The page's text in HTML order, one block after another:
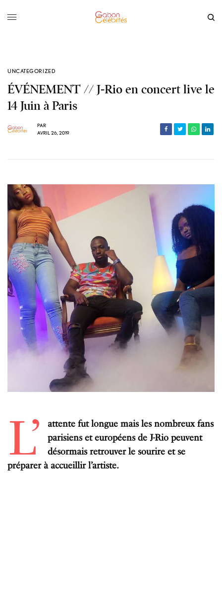
UNCATEGORIZED
ÉVÉNEMENT // J-Rio en concert live le
14 Juin à Paris
PAR
AVRIL 26, 2019
L’
attente fut longue mais les nombreux fans
parisiens et européens de J-Rio peuvent
désormais retrouver le sourire et se
préparer à accueillir l’artiste.